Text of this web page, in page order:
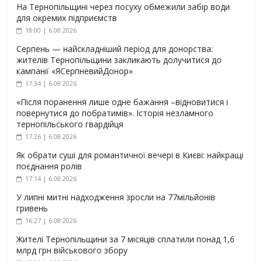
На Тернопільщині через посуху обмежили забір води
для окремих підприємств
18:00 | 6.08.2026
Серпень — найскладніший період для донорства:
жителів Тернопільщини закликають долучитися до
кампанії «ЯСерпневийДонор»
17:34 | 6.08.2026
«Після поранення лише одне бажання –відновитися і
повернутися до побратимів». Історія незламного
тернопільського гвардійця
17:26 | 6.08.2026
Як обрати суші для романтичної вечері в Києві: найкращі
поєднання ролів
17:14 | 6.08.2026
У липні митні надходження зросли на 77мільйонів
гривень
16:27 | 6.08.2026
Жителі Тернопільщини за 7 місяців сплатили понад 1,6
млрд грн військового збору